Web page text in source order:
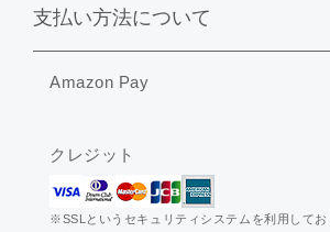
支払い方法について
Amazon Pay
クレジット
※SSLというセキュリティシステムを利用して